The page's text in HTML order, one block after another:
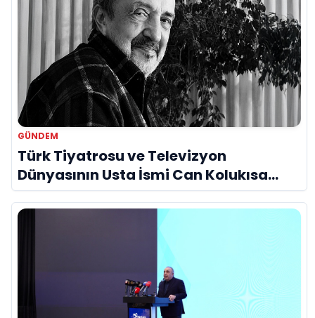
GÜNDEM
Türk Tiyatrosu ve Televizyon
Dünyasının Usta İsmi Can Kolukısa
Hayatını Kaybetti